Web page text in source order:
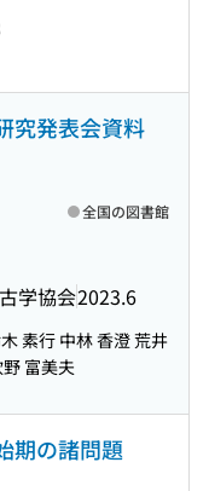
究発表会資料
学協会2023.6
全国の図書館
素行 中林 香澄 荒井
富美夫
期の諸問題